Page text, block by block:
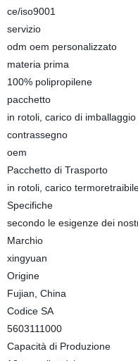
ce/iso9001
servizio
odm oem personalizzato
materia prima
100% polipropilene
pacchetto
in rotoli, carico di
contrassegno
oem
Pacchetto di Trasporto
in rotoli, carico
Specifiche
secondo le esigenze dei
Marchio
xingyuan
Origine
Fujian, China
Codice SA
5603111000
Capacità di Produzione